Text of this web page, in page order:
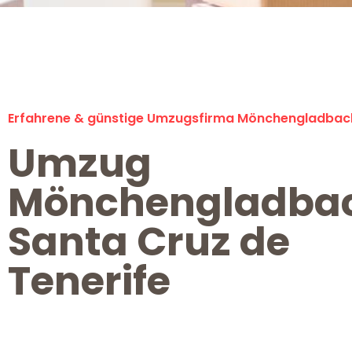
Erfahrene & günstige Umzugsfirma
Umzug
Santa Cruz de
Tenerife